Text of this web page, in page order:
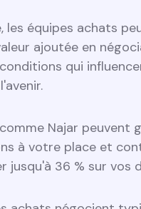
les équipes achats
ajoutée en
qui
Najar peuvent
à votre place et
jusqu'à 36 % sur vos